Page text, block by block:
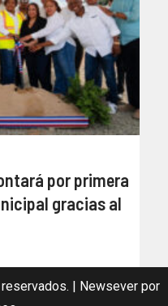
por primera
gracias al
Newseverpor